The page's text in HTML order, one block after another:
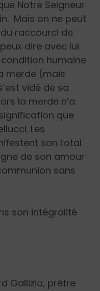
Notre Seigneur
Mais on ne peut
raccourci de
dire avec lui
humaine
merde (mais
vidé de sa
la merde n’a
que
Les
son total
de son amour
sans
son intégralité
Gallizia, prêtre